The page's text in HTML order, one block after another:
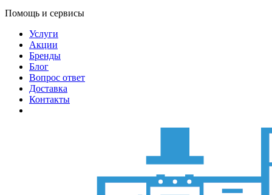
Помощь и сервисы
Услуги
Акции
Бренды
Блог
Вопрос ответ
Доставка
Контакты